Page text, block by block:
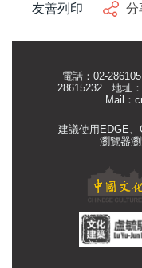
友善列印 分
電話：02-
28615232 地址
Mail：
建議使用EDGE、
瀏覽器